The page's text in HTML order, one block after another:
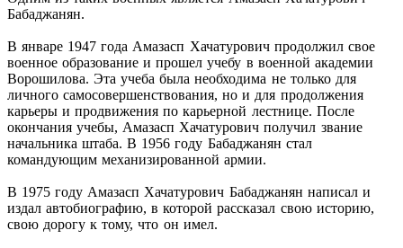
Бабаджанян.
В январе 1947 года Амазасп Хачатурович продолжил свое
военное образование и прошел учебу в военной академии
Ворошилова. Эта учеба была необходима не только для
личного самосовершенствования, но и для продолжения
карьеры и продвижения по карьерной лестнице. После
окончания учебы, Амазасп Хачатурович получил звание
начальника штаба. В 1956 году Бабаджанян стал
командующим механизированной армии.
В 1975 году Амазасп Хачатурович Бабаджанян написал и
издал автобиографию, в которой рассказал свою историю,
свою дорогу к тому, что он имел.